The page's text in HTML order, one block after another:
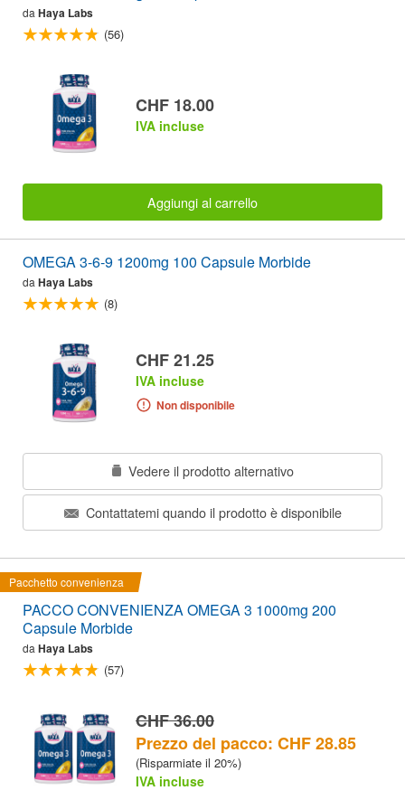
da Haya Labs
(56)
CHF 18.00
IVA incluse
Aggiungi al carrello
OMEGA 3-6-9 1200mg 100 Capsule Morbide
da Haya Labs
(8)
CHF 21.25
IVA incluse
Non disponibile
Vedere il prodotto alternativo
Contattatemi quando il prodotto è disponibile
Pacchetto convenienza
PACCO CONVENIENZA OMEGA 3 1000mg 200
Capsule Morbide
da Haya Labs
(57)
CHF 36.00
Prezzo del pacco: CHF 28.85
(Risparmiate il 20%)
IVA incluse